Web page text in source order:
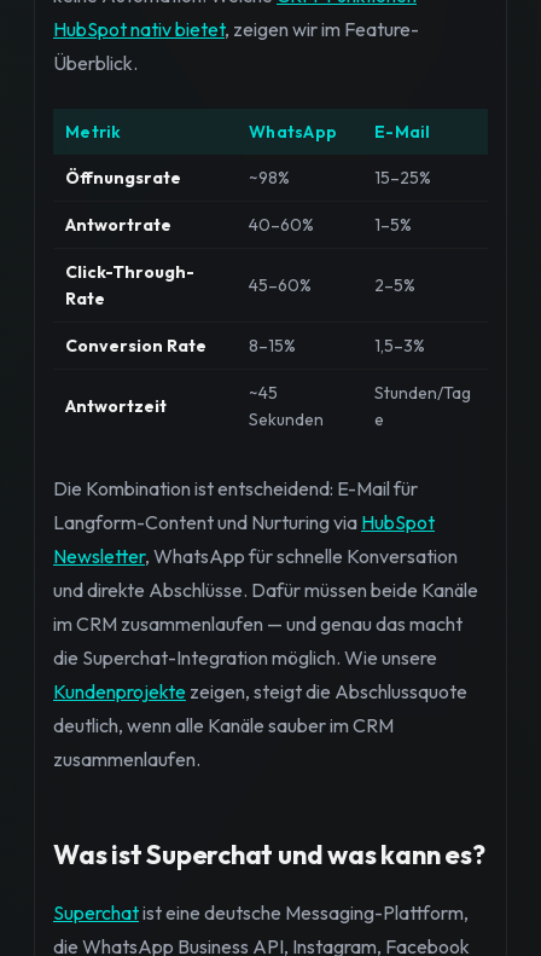
HubSpot nativ bietet, zeigen wir im Feature-
Überblick.
Metrik WhatsApp E-Mail
Öffnungsrate ~98% 15–25%
Antwortrate 40–60% 1–5%
Click-Through-
Rate
45–60% 2–5%
Conversion Rate 8–15% 1,5–3%
Antwortzeit
~45
Sekunden
Stunden/Tag
e
Die Kombination ist entscheidend: E-Mail für
Langform-Content und Nurturing via HubSpot
Newsletter, WhatsApp für schnelle Konversation
und direkte Abschlüsse. Dafür müssen beide Kanäle
im CRM zusammenlaufen — und genau das macht
die Superchat-Integration möglich. Wie unsere
Kundenprojekte zeigen, steigt die Abschlussquote
deutlich, wenn alle Kanäle sauber im CRM
zusammenlaufen.
Was ist Superchat und was kann es?
Superchatist eine deutsche Messaging-Plattform,
die WhatsApp Business API, Instagram, Facebook